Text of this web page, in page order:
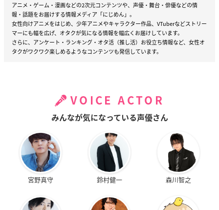
アニメ・ゲーム・漫画などの2次元コンテンツや、声優・舞台・俳優などの情
報・話題をお届けする情報メディア「にじめん」。
女性向けアニメをはじめ、少年アニメやキャラクター作品、VTuberなどストリー
マーにも幅を広げ、オタクが気になる情報を幅広くお届けしています。
さらに、アンケート・ランキング・オタ活（推し活）お役立ち情報など、女性オ
タクがワクワク楽しめるようなコンテンツも発信しています。
VOICE ACTOR
みんなが気になっている声優さん
宮野真守 鈴村健一 森川智之